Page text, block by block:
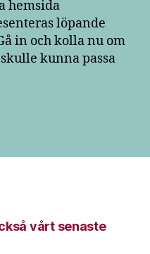
hemsida
löpande
in och kolla nu om
kunna passa
vårt senaste